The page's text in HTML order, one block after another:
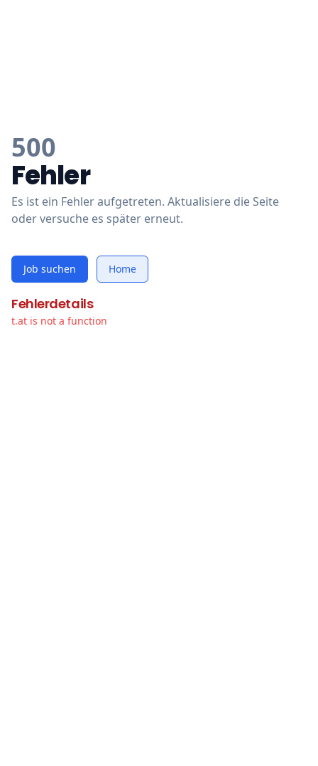
500
Fehler
Es ist ein Fehler aufgetreten. Aktualisiere die Seite
oder versuche es später erneut.
Job suchen Home
Fehlerdetails
t.at is not a function